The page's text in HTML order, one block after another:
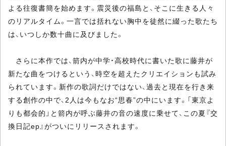
よる往復書簡を始めます。震災後の福島と、そこに生きる人々
のリアルタイム。一言では括れない胸中を徒然に綴った歌たち
は、いつしか数十曲に及びました。
さらに本作では、箭内が中学・高校時代に書いた歌に藤井が
新たな曲をつけるという、時空を超えたクリエイションも試み
られています。新作の歌詞だけではない、過去と現在を行き来
する創作の中で、2人は今もなお“思春”の中にいます。「東京よ
りも都会的」と箭内が呼ぶ藤井の音の速度に乗せて、この夏『交
換日記ep』がついにリリースされます。